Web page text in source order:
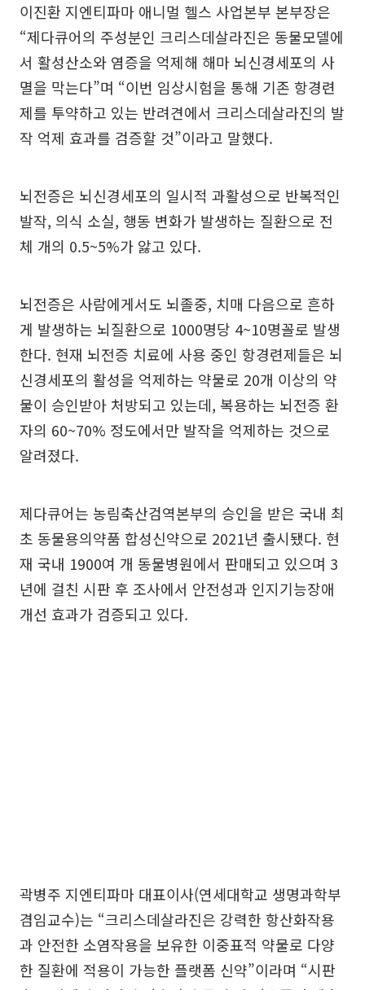
이진환 지엔티파마 애니멀 헬스 사업본부 본부장은
“제다큐어의 주성분인 크리스데살라진은 동물모델에
서 활성산소와 염증을 억제해 해마 뇌신경세포의 사
멸을 막는다”며 “이번 임상시험을 통해 기존 항경련
제를 투약하고 있는 반려견에서 크리스데살라진의 발
작 억제 효과를 검증할 것”이라고 말했다.
뇌전증은 뇌신경세포의 일시적 과활성으로 반복적인
발작, 의식 소실, 행동 변화가 발생하는 질환으로 전
체 개의 0.5~5%가 앓고 있다.
뇌전증은 사람에게서도 뇌졸중, 치매 다음으로 흔하
게 발생하는 뇌질환으로 1000명당 4~10명꼴로 발생
한다. 현재 뇌전증 치료에 사용 중인 항경련제들은 뇌
신경세포의 활성을 억제하는 약물로 20개 이상의 약
물이 승인받아 처방되고 있는데, 복용하는 뇌전증 환
자의 60~70% 정도에서만 발작을 억제하는 것으로
알려졌다.
제다큐어는 농림축산검역본부의 승인을 받은 국내 최
초 동물용의약품 합성신약으로 2021년 출시됐다. 현
재 국내 1900여 개 동물병원에서 판매되고 있으며 3
년에 걸친 시판 후 조사에서 안전성과 인지기능장애
개선 효과가 검증되고 있다.
곽병주 지엔티파마 대표이사(연세대학교 생명과학부
겸임교수)는 “크리스데살라진은 강력한 항산화작용
과 안전한 소염작용을 보유한 이중표적 약물로 다양
한 질환에 적용이 가능한 플랫폼 신약”이라며 “시판